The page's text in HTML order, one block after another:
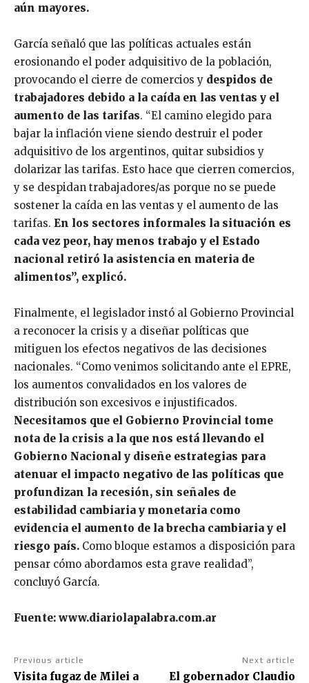
aún mayores.
García señaló que las políticas actuales están
erosionando el poder adquisitivo de la población,
provocando el cierre de comercios y despidos de
trabajadores debido a la caída en las ventas y el
aumento de las tarifas. “El camino elegido para
bajar la inflación viene siendo destruir el poder
adquisitivo de los argentinos, quitar subsidios y
dolarizar las tarifas. Esto hace que cierren comercios,
y se despidan trabajadores/as porque no se puede
sostener la caída en las ventas y el aumento de las
tarifas. En los sectores informales la situación es
cada vez peor, hay menos trabajo y el Estado
nacional retiró la asistencia en materia de
alimentos”, explicó.
Finalmente, el legislador instó al Gobierno Provincial
a reconocer la crisis y a diseñar políticas que
mitiguen los efectos negativos de las decisiones
nacionales. “Como venimos solicitando ante el EPRE,
los aumentos convalidados en los valores de
distribución son excesivos e injustificados.
Necesitamos que el Gobierno Provincial tome
nota de la crisis a la que nos está llevando el
Gobierno Nacional y diseñe estrategias para
atenuar el impacto negativo de las políticas que
profundizan la recesión, sin señales de
estabilidad cambiaria y monetaria como
evidencia el aumento de la brecha cambiaria y el
riesgo país. Como bloque estamos a disposición para
pensar cómo abordamos esta grave realidad”,
concluyó García.
Fuente: www.diariolapalabra.com.ar
Previous article
Visita fugaz de Milei a
Next article
El gobernador Claudio